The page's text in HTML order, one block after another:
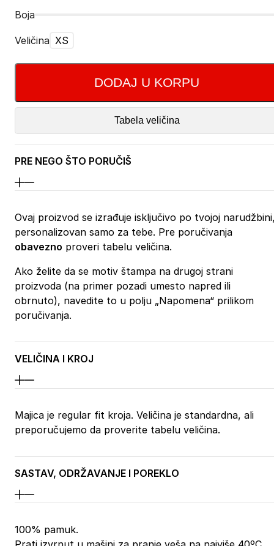
2099 RSD.
Boja
Veličina XS
DODAJ U KORPU
Tabela veličina
PRE NEGO ŠTO PORUČIŠ
Ovaj proizvod se izrađuje isključivo po tvojoj
personalizovan samo za tebe. Pre poručivanja
obavezno proveri tabelu veličina.
Ako želite da se motiv štampa na drugoj strani
proizvoda (na primer pozadi umesto napred ili
obrnuto), navedite to u polju „Napomena“ prilikom
poručivanja.
VELIČINA I KROJ
Majica je regular fit kroja. Veličina je standardna, ali
preporučujemo da proverite tabelu veličina.
SASTAV, ODRŽAVANJE I POREKLO
100% pamuk.